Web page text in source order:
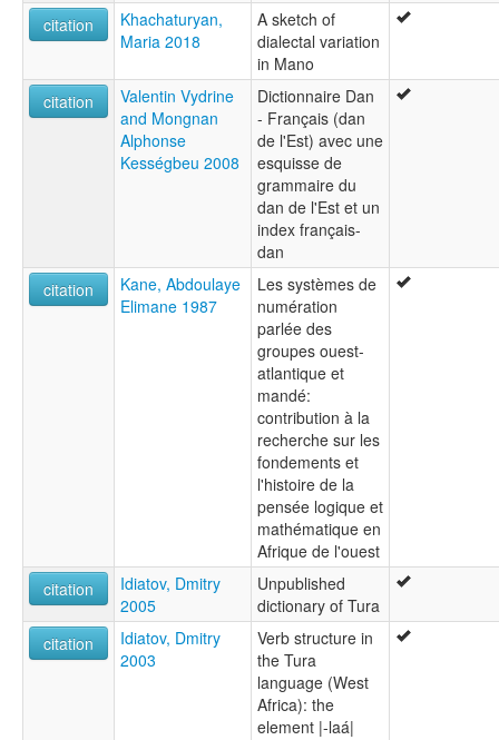
citation
Khachaturyan,
Maria 2018
A sketch of
dialectal variation
in Mano
citation
Valentin Vydrine
and Mongnan
Alphonse
Kességbeu 2008
Dictionnaire Dan
- Français (dan
de l'Est) avec une
esquisse de
grammaire du
dan de l'Est et un
index français-
dan
citation
Kane, Abdoulaye
Elimane 1987
Les systèmes de
numération
parlée des
groupes ouest-
atlantique et
mandé:
contribution à la
recherche sur les
fondements et
l'histoire de la
pensée logique et
mathématique en
Afrique de l'ouest
citation
Idiatov, Dmitry
2005
Unpublished
dictionary of Tura
citation
Idiatov, Dmitry
2003
Verb structure in
the Tura
language (West
Africa): the
element |-laá|